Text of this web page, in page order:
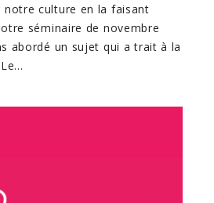
culture en la faisant
séminaire de novembre
abordé un sujet qui a trait à la